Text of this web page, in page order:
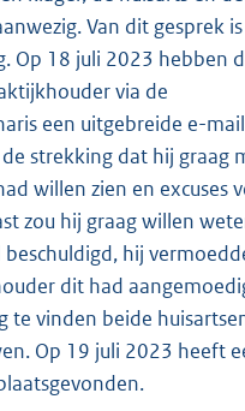
Van dit gesprek
Op 18 juli 2023 hebben
via de
een uitgebreide e-
strekking dat hij graag
willen zien en excuses
zou hij graag willen
hij
dit had
te vinden beide
Op 19 juli 2023 heeft